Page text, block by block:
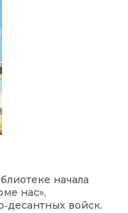
начала
нас»,
войск.